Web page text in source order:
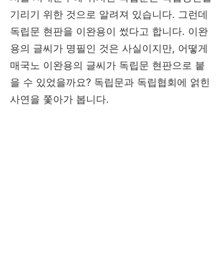
기리기 위한 것으로 알려져 있습니다. 그런데
독립문 현판을 이완용이 썼다고 합니다. 이완
용의 글씨가 명필인 것은 사실이지만, 어떻게
매국노 이완용의 글씨가 독립문 현판으로 붙
을 수 있었을까요? 독립문과 독립협회에 얽힌
사연을 쫓아가 봅니다.